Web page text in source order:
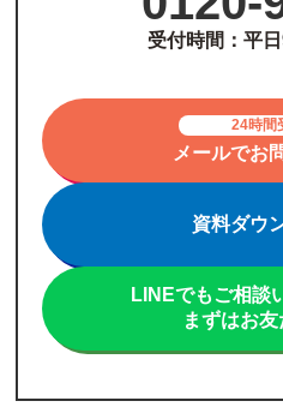
受付時間：平
24時間
メールでお
資料ダウ
LINEでもご相談
まずはお